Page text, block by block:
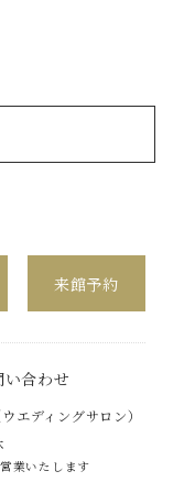
来館予約
合わせ
ウエディングサロン）
業いたします